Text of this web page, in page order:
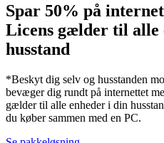
Spar 50% på
Licens gælder til alle
husstand
*Beskyt dig selv og husstanden
bevæger dig rundt på internettet
gælder til alle enheder i din
du køber sammen med en PC.